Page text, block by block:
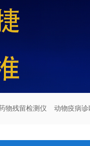
物残留检测仪 动物疫病诊